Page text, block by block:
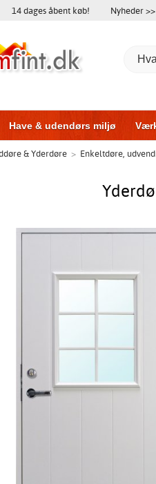
14 dages åbent køb! Nyheder >>
Have & udendørs miljø
Vinduer Garageporte
& Yderdøre > Enkeltdøre,